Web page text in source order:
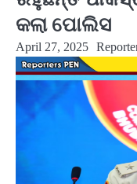
କଲା ପୋଲିସ
April 27, 2025